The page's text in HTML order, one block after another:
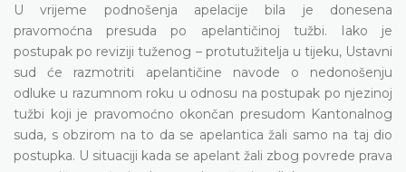
U vrijeme podnošenja apelacije bila je donesena
pravomoćna presuda po apelantičinoj tužbi. Iako je
postupak po reviziji tuženog – protutužitelja u tijeku, Ustavni
sud će razmotriti apelantičine navode o nedonošenju
odluke u razumnom roku u odnosu na postupak po njezinoj
tužbi koji je pravomoćno okončan presudom Kantonalnog
suda, s obzirom na to da se apelantica žali samo na taj dio
postupka. U situaciji kada se apelant žali zbog povrede prava